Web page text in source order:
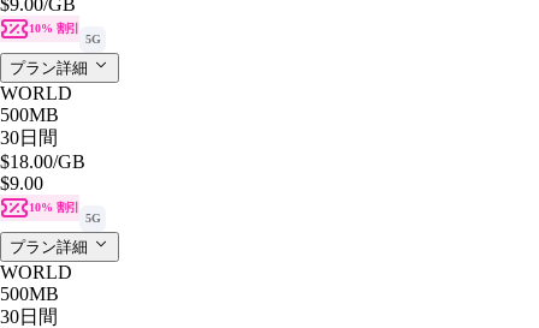
10% 割引
5G
プラン詳細
WORLD
500MB
30日間
$18.00/GB
$9.00
10% 割引
5G
プラン詳細
WORLD
500MB
30日間